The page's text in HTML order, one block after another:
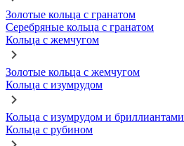
Золотые кольца с гранатом
Серебряные кольца с гранатом
Кольца с жемчугом
Золотые кольца с жемчугом
Кольца с изумрудом
Кольца с изумрудом и бриллиантами
Кольца с рубином